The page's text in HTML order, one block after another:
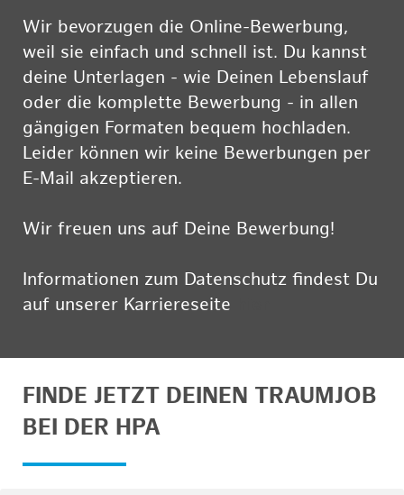
Wir bevorzugen die Online-Bewerbung,
weil sie einfach und schnell ist. Du kannst
deine Unterlagen - wie Deinen Lebenslauf
oder die komplette Bewerbung - in allen
gängigen Formaten bequem hochladen.
Leider können wir keine Bewerbungen per
E-Mail akzeptieren.
Wir freuen uns auf Deine Bewerbung!
Informationen zum Datenschutz findest Du
auf unserer Karriereseite
FINDE JETZT DEINEN TRAUMJOB
BEI DER HPA